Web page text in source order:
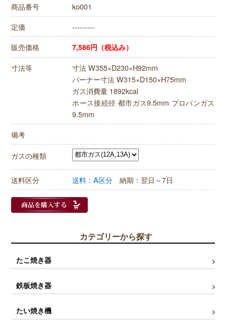
商品番号
ko001
定価
---------
販売価格
7,586円（税込み）
寸法等
寸法 W355×D230×H92mm
バーナー寸法 W315×D150×H75mm
ガス消費量 1892kcal
ホース接続径 都市ガス9.5mm プロパンガス
9.5mm
備考
ガスの種類
送料区分 送料：A区分 納期：翌日～7日
カテゴリーから探す
たこ焼き器
鉄板焼き器
たい焼き機